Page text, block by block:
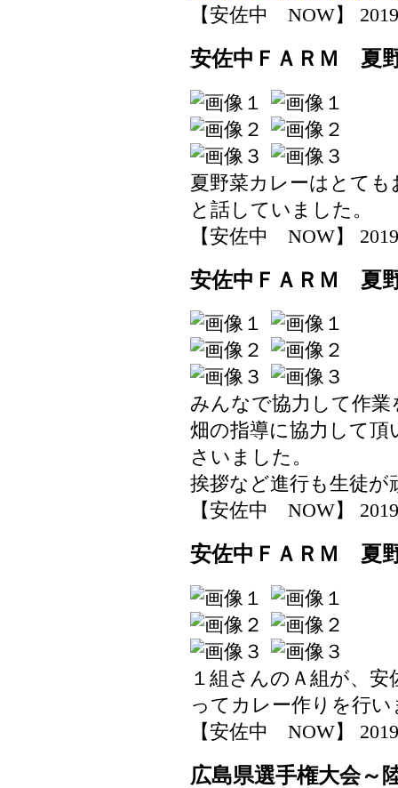
【安佐中 NOW】
安佐中ＦＡＲＭ 夏
夏野菜カレーはとて
と話していました。
【安佐中 NOW】
安佐中ＦＡＲＭ 夏
みんなで協力して作
畑の指導に協力して
さいました。
挨拶など進行も生徒が
【安佐中 NOW】
安佐中ＦＡＲＭ 夏
１組さんのＡ組が、
ってカレー作りを行
【安佐中 NOW】
広島県選手権大会～